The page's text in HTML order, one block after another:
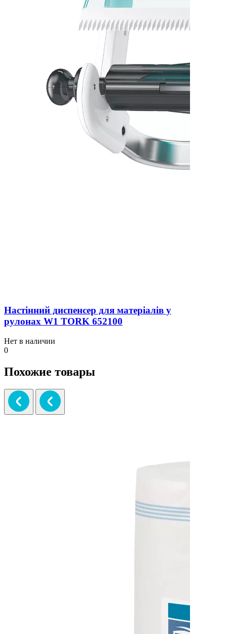
Настінний диспенсер для матеріалів у
рулонах W1 TORK 652100
Нет в наличии
0
Похожие товары